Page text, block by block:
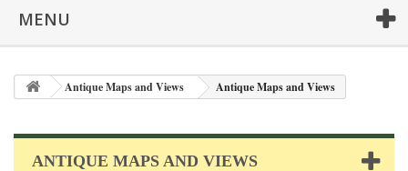
MENU
Antique Maps and Views Antique Maps and Views
ANTIQUE MAPS AND VIEWS